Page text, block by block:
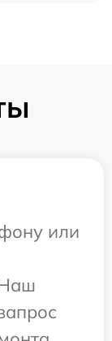
или